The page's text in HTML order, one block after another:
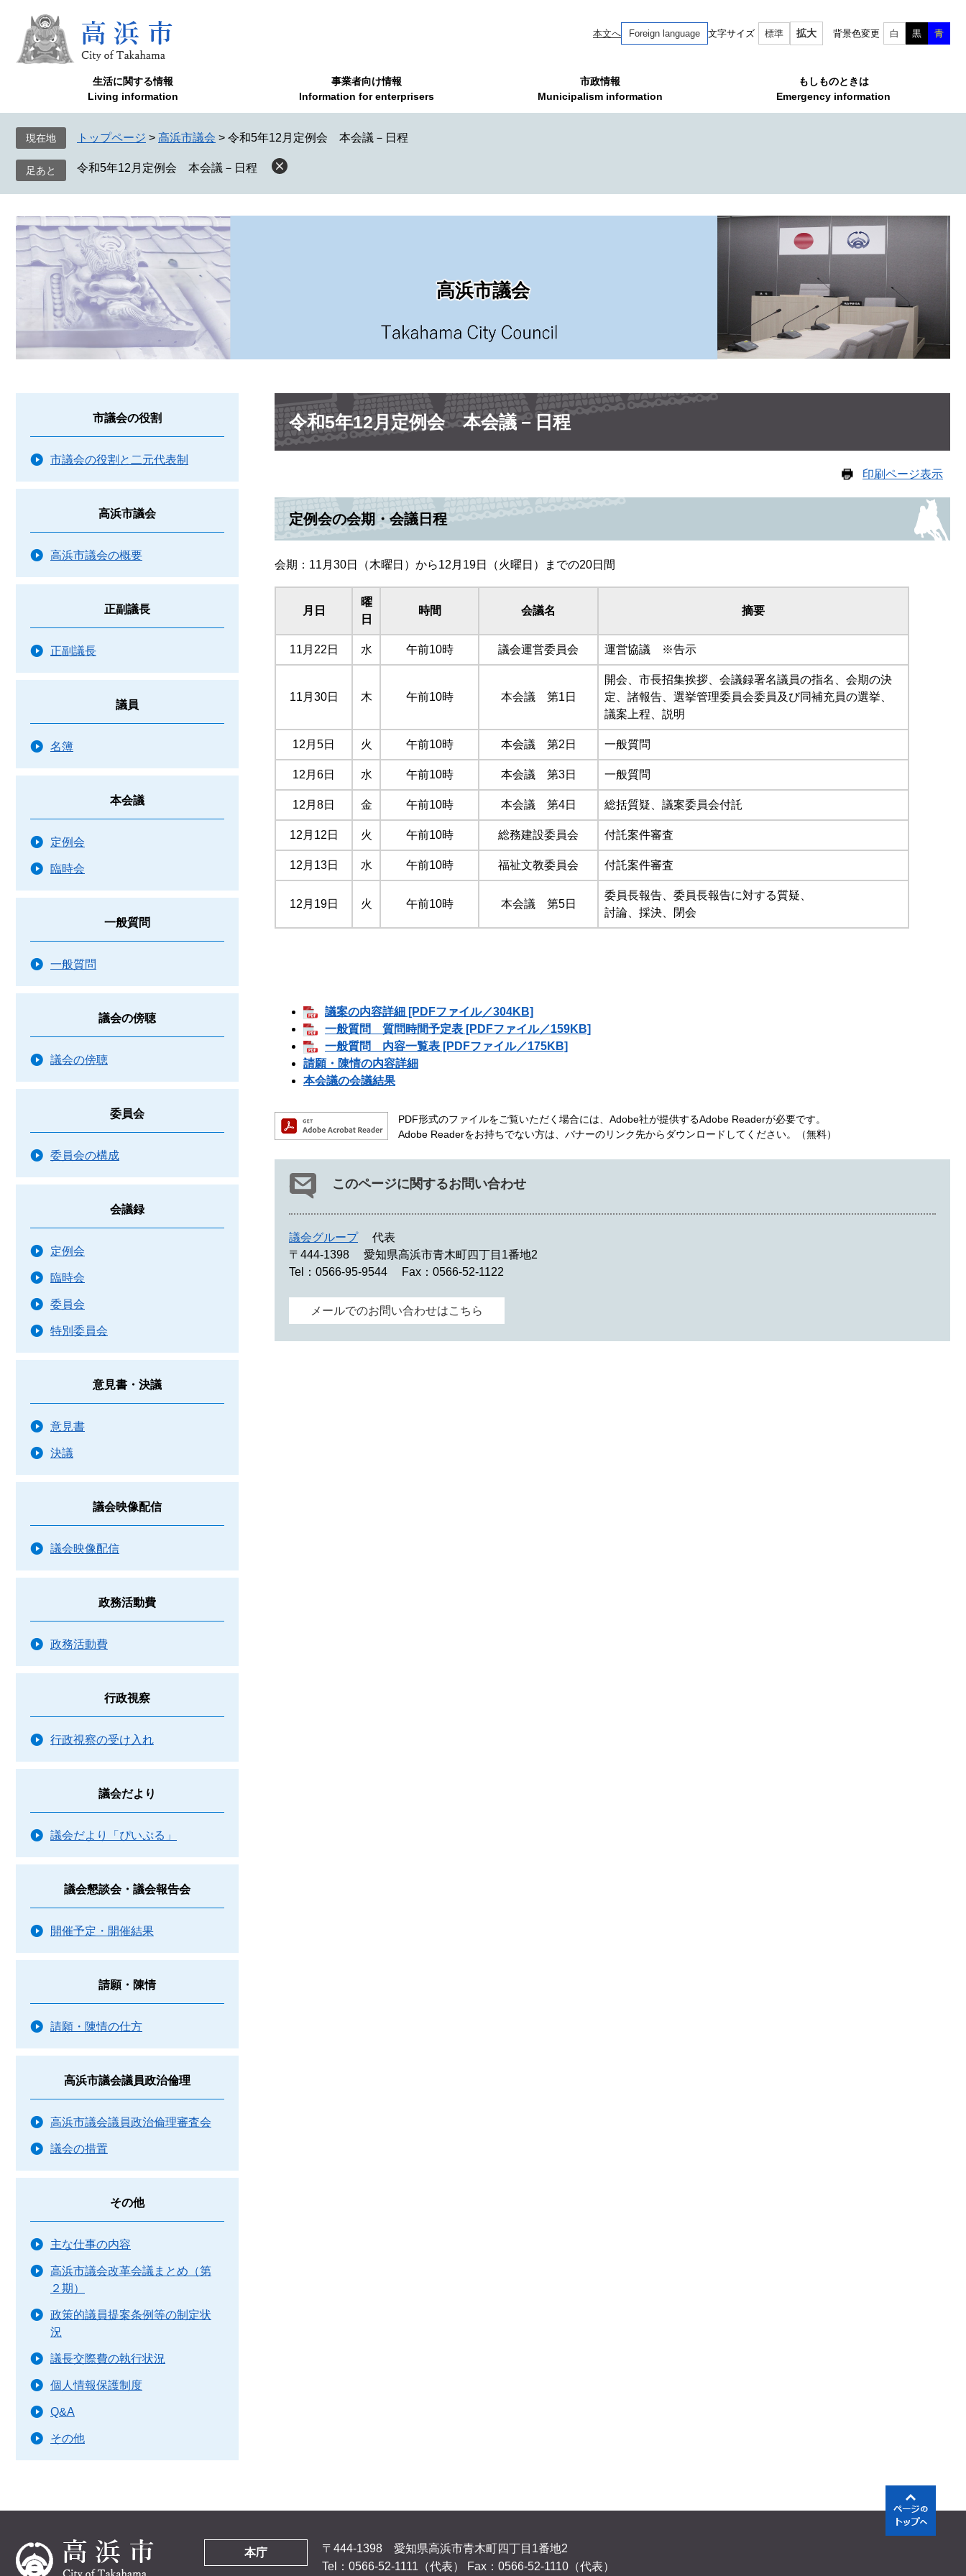
で
ば
へ
本文へ Foreign language 文字サイズ 標準 拡大 背景色変更 白 黒 青
生活に関する情報
Living information
事業者向け情報
Information for enterprisers
市政情報
Municipalism information
もしものときは
Emergency information
現在地 トップページ > 高浜市議会 > 令和5年12月定例会 本会議－日程
令和5年12月定例会 本会議－日程
高浜市議会
本
文 令和5年12月定例会 本会議－日程
印刷ページ表示
定例会の会期・会議日程
会期：11月30日（木曜日）から12月19日（火曜日）までの20日間
月日
曜
日
時間 会議名 摘要
11月22日 水 午前10時 議会運営委員会 運営協議 ※告示
11月30日 木 午前10時 本会議 第1日
開会、市長招集挨拶、会議録署名議員の指名、会期の決
定、諸報告、選挙管理委員会委員及び同補充員の選挙、
議案上程、説明
12月5日 火 午前10時 本会議 第2日 一般質問
12月6日 水 午前10時 本会議 第3日 一般質問
12月8日 金 午前10時 本会議 第4日 総括質疑、議案委員会付託
12月12日 火 午前10時 総務建設委員会 付託案件審査
12月13日 水 午前10時 福祉文教委員会 付託案件審査
12月19日 火 午前10時 本会議 第5日
委員長報告、委員長報告に対する質疑、
討論、採決、閉会
議案の内容詳細 [PDFファイル／304KB]
一般質問 質問時間予定表 [PDFファイル／159KB]
一般質問 内容一覧表 [PDFファイル／175KB]
請願・陳情の内容詳細
本会議の会議結果
PDF形式のファイルをご覧いただく場合には、Adobe社が提供するAdobe Readerが必要です。
Adobe Readerをお持ちでない方は、バナーのリンク先からダウンロードしてください。（無料）
このページに関するお問い合わせ
議会グループ
代表
〒444-1398
愛知県高浜市青木町四丁目1番地2
Tel：0566-95-9544
Fax：0566-52-1122
メールでのお問い合わせはこちら
市議会の役割
市議会の役割と二元代表制
高浜市議会
高浜市議会の概要
正副議長
正副議長
議員
名簿
本会議
定例会
臨時会
一般質問
一般質問
議会の傍聴
議会の傍聴
委員会
委員会の構成
会議録
定例会
臨時会
委員会
特別委員会
意見書・決議
意見書
決議
議会映像配信
議会映像配信
政務活動費
政務活動費
行政視察
行政視察の受け入れ
議会だより
議会だより「ぴいぷる」
議会懇談会・議会報告会
開催予定・開催結果
請願・陳情
請願・陳情の仕方
高浜市議会議員政治倫理
高浜市議会議員政治倫理審査会
議会の措置
その他
主な仕事の内容
高浜市議会改革会議まとめ（第
２期）
政策的議員提案条例等の制定状
況
議長交際費の執行状況
個人情報保護制度
Q&A
その他
本庁
〒444-1398 愛知県高浜市青木町四丁目1番地2
Tel：0566-52-1111（代表）
Fax：0566-52-1110（代表）